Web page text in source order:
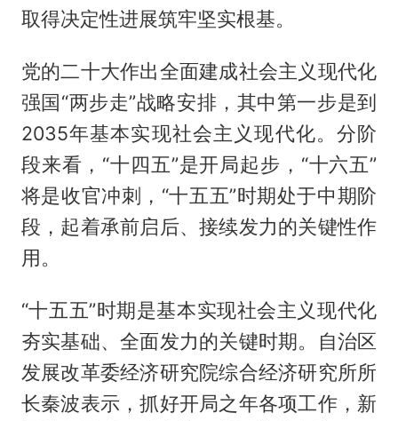
取得决定性进展筑牢坚实根基。
党的二十大作出全面建成社会主义现代化
强国“两步走”战略安排，其中第一步是到
2035年基本实现社会主义现代化。分阶
段来看，“十四五”是开局起步，“十六五”
将是收官冲刺，“十五五”时期处于中期阶
段，起着承前启后、接续发力的关键性作
用。
“十五五”时期是基本实现社会主义现代化
夯实基础、全面发力的关键时期。自治区
发展改革委经济研究院综合经济研究所所
长秦波表示，抓好开局之年各项工作，新